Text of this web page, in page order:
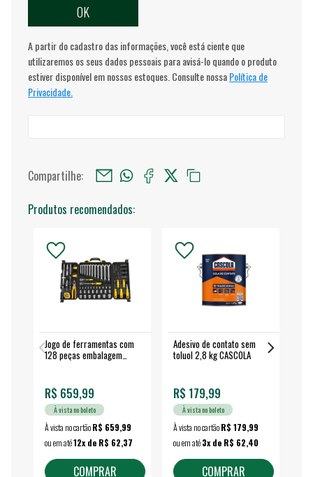
A partir do cadastro das informações, você está ciente que
utilizaremos os seus dados pessoais para avisá-lo quando o produto
estiver disponível em nossos estoques. Consulte nossaPolítica de
Privacidade.
Compartilhe:
Produtos recomendados:
Jogo de ferramentas com
128 peças embalagem
R$ 659,99
À vista no boleto
À vista no cartãoR$ 659,99
ou em até12x de R$ 62,37
COMPRAR
Adesivo de contato sem
toluol 2,8 kg CASCOLA
R$ 179,99
À vista no boleto
À vista no cartãoR$ 179,99
ou em até3x de R$ 62,40
COMPRAR